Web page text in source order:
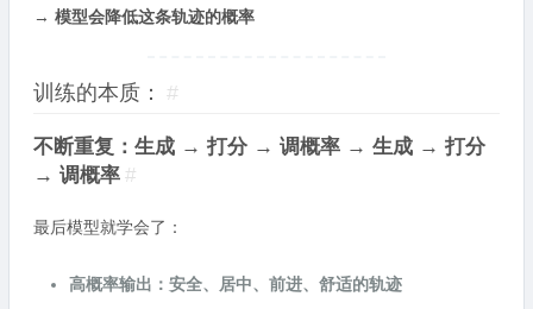
→ 模型会降低这条轨迹的概率
训练的本质： #
不断重复：生成 → 打分 → 调概率 → 生成 → 打分
→ 调概率 #
最后模型就学会了：
高概率输出：安全、居中、前进、舒适的轨迹